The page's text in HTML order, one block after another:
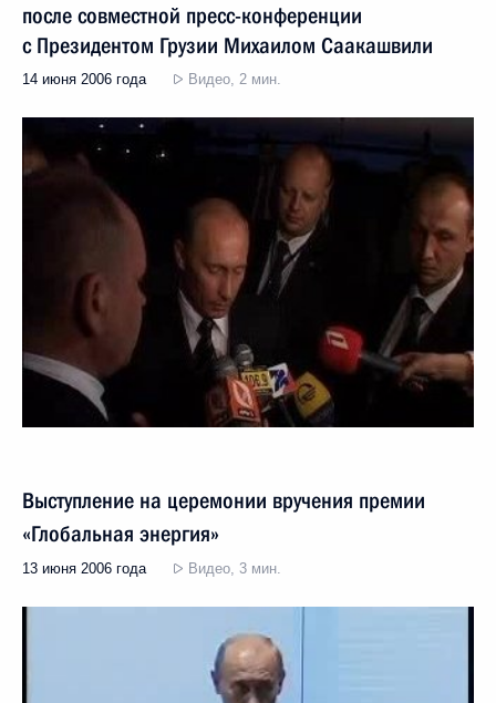
после совместной пресс-конференции
с Президентом Грузии Михаилом Саакашвили
14 июня 2006 года Видео, 2 мин.
Выступление на церемонии вручения премии
«Глобальная энергия»
13 июня 2006 года Видео, 3 мин.